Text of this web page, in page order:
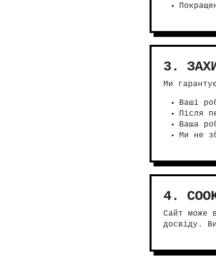
3.
Ми
Ваші
Після
Ваша
Ми не
4.
Сайт може
досвіду.